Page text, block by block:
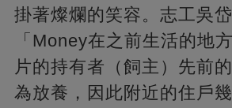
掛著燦爛的笑容。志工吳岱
「Money在之前生活的地
片的持有者（飼主）先前
為放養，因此附近的住戶